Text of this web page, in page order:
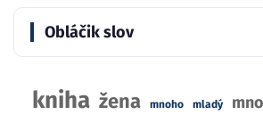
Obláčik slov
kniha žena mnoho mladý